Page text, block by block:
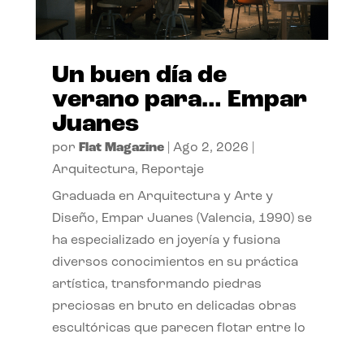
Un buen día de
verano para… Empar
Juanes
por Flat Magazine| Ago 2, 2026
Arquitectura, Reportaje
Graduada en Arquitectura y Arte y
Diseño, Empar Juanes (Valencia, 1990) se
ha especializado en joyería y fusiona
diversos conocimientos en su práctica
artística, transformando piedras
preciosas en bruto en delicadas obras
escultóricas que parecen flotar entre lo